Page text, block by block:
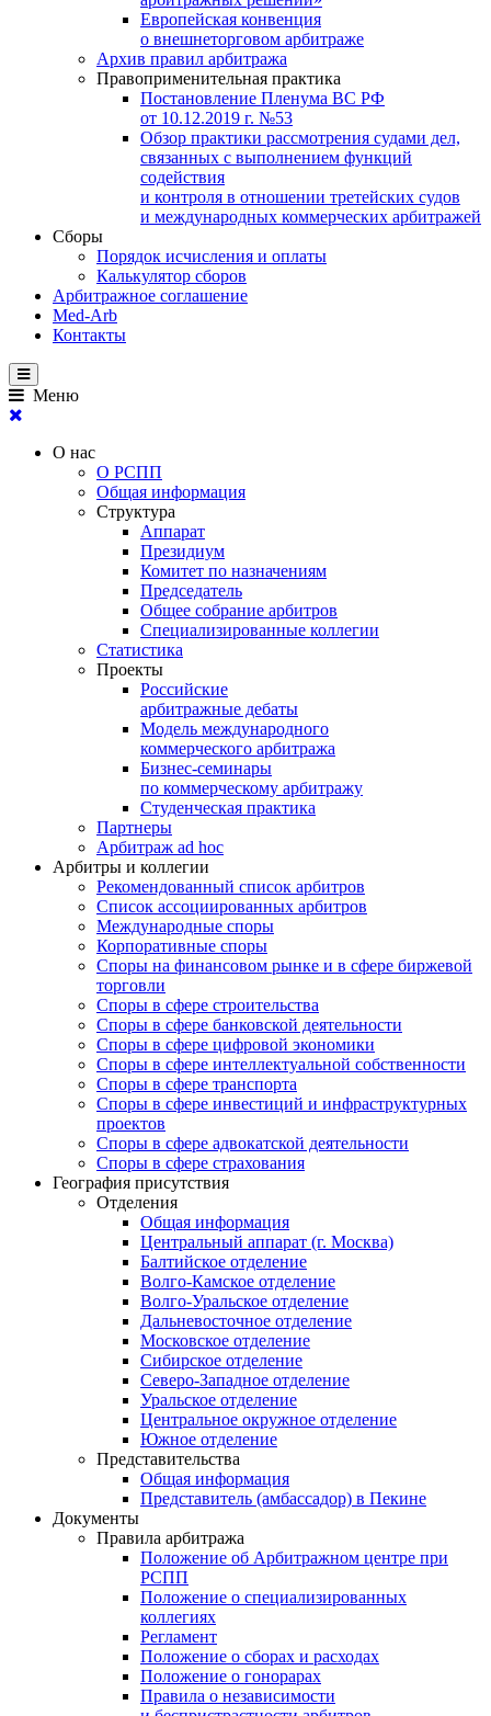
Европейская конвенция
о внешнеторговом арбитраже
Архив правил арбитража
Правоприменительная практика
Постановление Пленума ВС РФ
от 10.12.2019 г. №53
Обзор практики рассмотрения судами дел,
связанных с выполнением функций
содействия
и контроля в отношении третейских судов
и международных коммерческих арбитражей
Сборы
Порядок исчисления и оплаты
Калькулятор сборов
Арбитражное соглашение
Med-Arb
Контакты
Меню
О нас
О РСПП
Общая информация
Структура
Аппарат
Президиум
Комитет по назначениям
Председатель
Общее собрание арбитров
Специализированные коллегии
Статистика
Проекты
Российские
арбитражные дебаты
Модель международного
коммерческого арбитража
Бизнес-семинары
по коммерческому арбитражу
Студенческая практика
Партнеры
Арбитраж ad hoc
Арбитры и коллегии
Рекомендованный список арбитров
Список ассоциированных арбитров
Международные споры
Корпоративные споры
Споры на финансовом рынке и в сфере биржевой
торговли
Споры в сфере строительства
Споры в сфере банковской деятельности
Споры в сфере цифровой экономики
Споры в сфере интеллектуальной собственности
Споры в сфере транспорта
Cпоры в сфере инвестиций и инфраструктурных
проектов
Споры в сфере адвокатской деятельности
Споры в сфере страхования
География присутствия
Отделения
Общая информация
Центральный аппарат (г. Москва)
Балтийское отделение
Волго-Камское отделение
Волго-Уральское отделение
Дальневосточное отделение
Московское отделение
Сибирское отделение
Северо-Западное отделение
Уральское отделение
Центральное окружное отделение
Южное отделение
Представительства
Общая информация
Представитель (амбассадор) в Пекине
Документы
Правила арбитража
Положение об Арбитражном центре при
РСПП
Положение о специализированных
коллегиях
Регламент
Положение о сборах и расходах
Положение о гонорарах
Правила о независимости